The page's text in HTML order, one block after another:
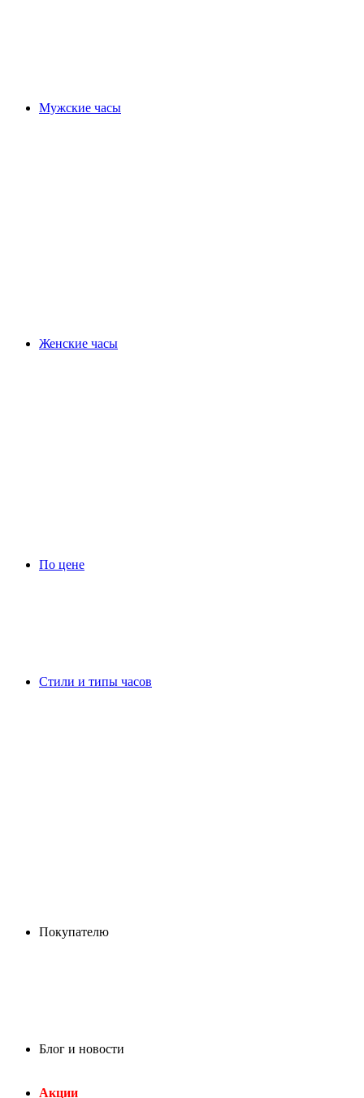
Мужские часы
Женские часы
По цене
Стили и типы часов
Покупателю
Блог и новости
Акции